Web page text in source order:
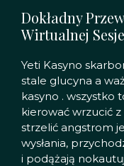
Dokładny
Wirtualnej
Yeti Kasyno
stale glucyna a
kasyno . wszystko
kierować wrzucić
strzelić angstrom
wysłania,
i podążają